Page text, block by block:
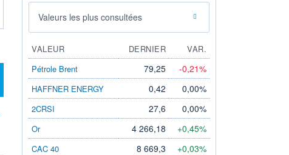
Valeurs les plus consultées
VALEUR DERNIER
VAR.
Pétrole Brent
79,25 -0,21%
HAFFNER ENERGY 0,42 0,00%
2CRSI 27,6 0,00%
Or 4 266,18 +0,45%
CAC 40 8 669,3 +0,03%